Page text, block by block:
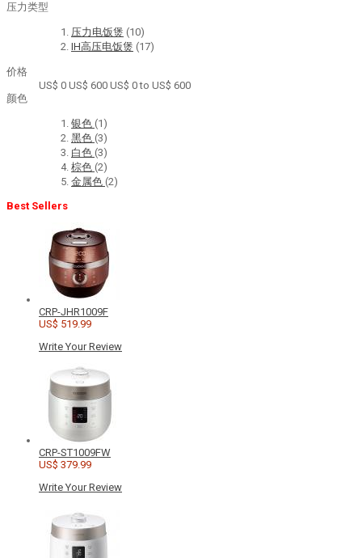
压力类型
压力电饭煲 (10)
IH高压电饭煲 (17)
价格
US$ 0 US$ 600 US$ 0 to US$ 600
颜色
银色 (1)
黑色 (3)
白色 (3)
棕色 (2)
金属色 (2)
Best Sellers
CRP-JHR1009F
US$ 519.99
Write Your Review
CRP-ST1009FW
US$ 379.99
Write Your Review